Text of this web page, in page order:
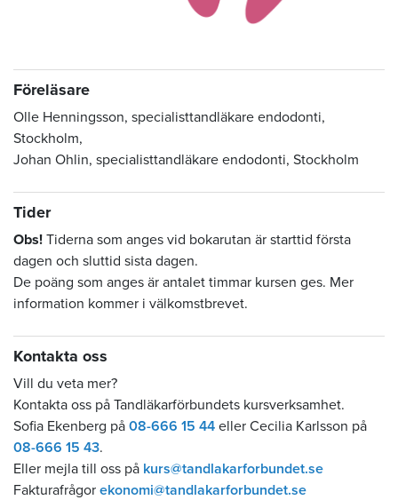
Föreläsare
Olle Henningsson, specialisttandläkare endodonti,
Stockholm,
Johan Ohlin, specialisttandläkare endodonti, Stockholm
Tider
Obs! Tiderna som anges vid bokarutan är starttid första
dagen och sluttid sista dagen.
De poäng som anges är antalet timmar kursen ges. Mer
information kommer i välkomstbrevet.
Kontakta oss
Vill du veta mer?
Kontakta oss på Tandläkarförbundets kursverksamhet.
Sofia Ekenberg på 08-666 15 44 eller Cecilia Karlsson på
08-666 15 43.
Eller mejla till oss på kurs@tandlakarforbundet.se
Fakturafrågor ekonomi@tandlakarforbundet.se